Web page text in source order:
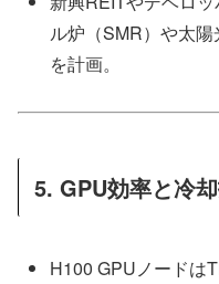
ル炉（SMR）や太
を計画。
5. GPU効率と冷
H100 GPUノードは